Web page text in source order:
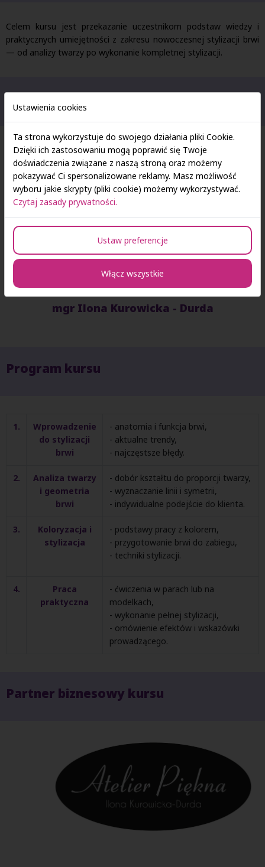
Celem kursu jest przekazanie uczestnikom podstaw wiedzy i
praktycznych umiejętności z zakresu nowoczesnej stylizacji brwi
— od analizy twarzy po wykonanie kompletnej stylizacji.
Prowadząca kurs
mgr Ilona Kurowicka - Durda
Program kursu
1.
Wprowadzenie
do stylizacji
brwi
- anatomia i funkcja brwi,
- aktualne trendy,
- najczęstsze błędy.
2.
Analiza twarzy
i geometria
brwi
- dobór kształtu do proporcji twarzy,
- wyznaczanie linii i symetrii,
- indywidualne podejście do klienta.
3.
Koloryzacja i
stylizacja
- podstawy pracy z kolorem,
- przygotowanie brwi do zabiegu,
- techniki stylizacji.
4.
Praca
praktyczna
- ćwiczenia w parach lub na
modelkach,
- wykonanie pełnej stylizacji,
- omówienie efektów i wskazówki
prowadzącego.
Partner biznesowy kursu
Ustawienia cookies
Ta strona wykorzystuje do swojego działania pliki Cookie.
Dzięki ich zastosowaniu mogą poprawić się Twoje
doświadczenia związane z naszą stroną oraz możemy
pokazywać Ci spersonalizowane reklamy. Masz możliwość
wyboru jakie skrypty (pliki cookie) możemy wykorzystywać.
Czytaj zasady prywatności.
Ustaw preferencje
Włącz wszystkie